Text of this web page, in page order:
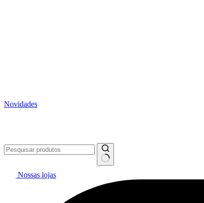
Novidades
Nossas lojas